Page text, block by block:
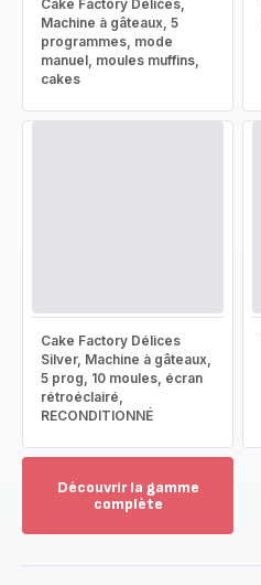
Cake Factory Délices,
Machine à gâteaux, 5
programmes, mode
manuel, moules muffins,
cakes
Cake Factory Délices
Silver, Machine à gâteaux,
5 prog, 10 moules, écran
rétroéclairé,
RECONDITIONNÉ
Découvrir la gamme
complète